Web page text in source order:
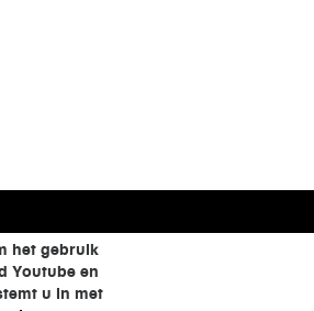
het gebruik
Youtube en
u in met